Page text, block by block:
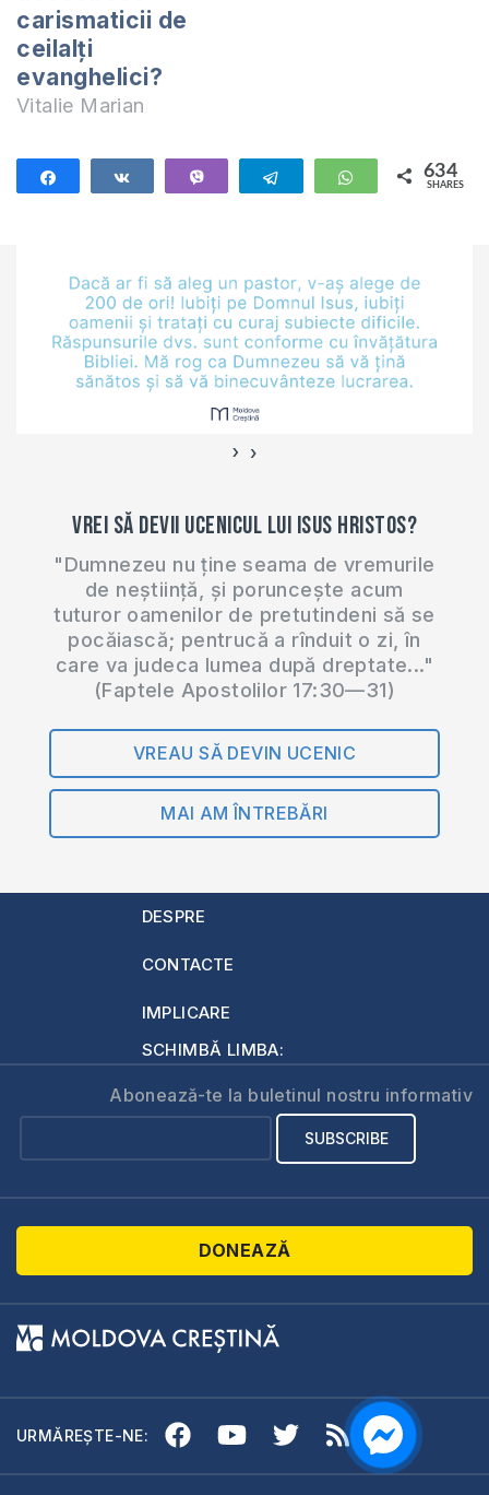
carismaticii de
ceilalți
evanghelici?
Vitalie Marian
Telegram WhatsApp
634
SHARES
‹ ›
Vrei să devii ucenicul lui Isus Hristos?
"Dumnezeu nu ține seama de vremurile
de neștiință, și poruncește acum
tuturor oamenilor de pretutindeni să se
pocăiască; pentrucă a rînduit o zi, în
care va judeca lumea după dreptate..."
(Faptele Apostolilor 17:30—31)
VREAU SĂ DEVIN UCENIC
MAI AM ÎNTREBĂRI
DESPRE
CONTACTE
IMPLICARE
SCHIMBĂ LIMBA:
Abonează-te la buletinul nostru informativ
DONEAZĂ
URMĂREȘTE-NE: